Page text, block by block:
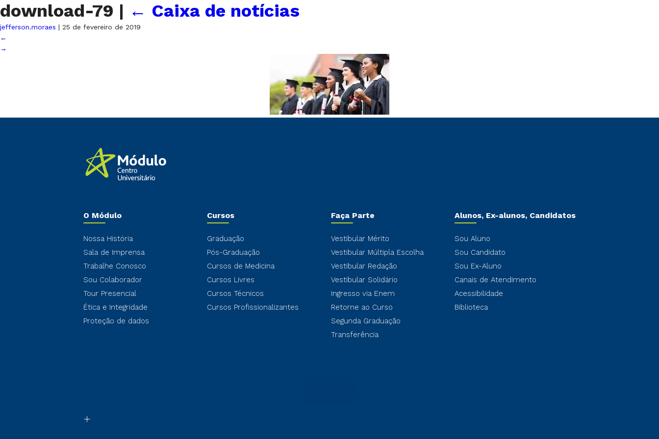
download-79 | ← Caixa de notícias
jefferson.moraes | 25 de fevereiro de 2019
←
→
O Módulo
Nossa História
Sala de Imprensa
Trabalhe Conosco
Sou Colaborador
Tour Presencial
Ética e Integridade
Proteção de dados
Cursos
Graduação
Pós-Graduação
Cursos de Medicina
Cursos Livres
Cursos Técnicos
Cursos Profissionalizantes
Faça Parte
Vestibular Mérito
Vestibular Múltipla Escolha
Vestibular Redação
Vestibular Solidário
Ingresso via Enem
Retorne ao Curso
Segunda Graduação
Transferência
Alunos, Ex-alunos, Candidatos
Sou Aluno
Sou Candidato
Sou Ex-Aluno
Canais de Atendimento
Acessibilidade
Biblioteca